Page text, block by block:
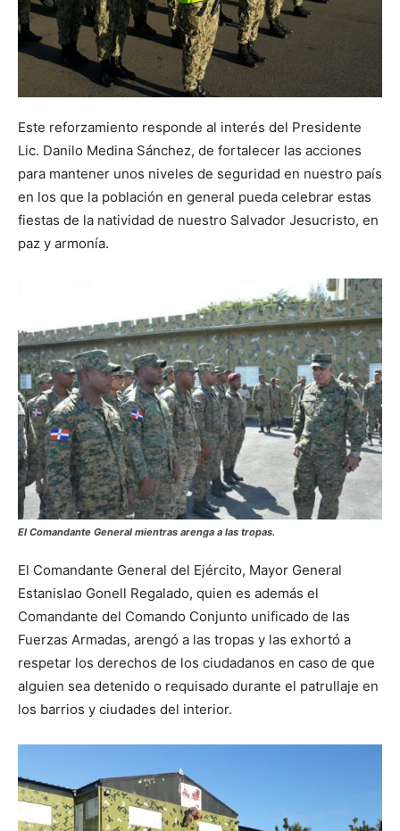
Este reforzamiento responde al interés del Presidente
Lic. Danilo Medina Sánchez, de fortalecer las acciones
para mantener unos niveles de seguridad en nuestro país
en los que la población en general pueda celebrar estas
fiestas de la natividad de nuestro Salvador Jesucristo, en
paz y armonía.
El Comandante General mientras arenga a las tropas.
El Comandante General del Ejército, Mayor General
Estanislao Gonell Regalado, quien es además el
Comandante del Comando Conjunto unificado de las
Fuerzas Armadas, arengó a las tropas y las exhortó a
respetar los derechos de los ciudadanos en caso de que
alguien sea detenido o requisado durante el patrullaje en
los barrios y ciudades del interior.